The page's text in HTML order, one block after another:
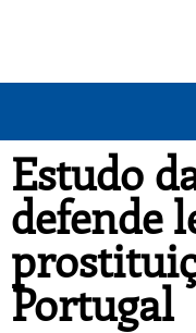
Estudo
defende
Portugal